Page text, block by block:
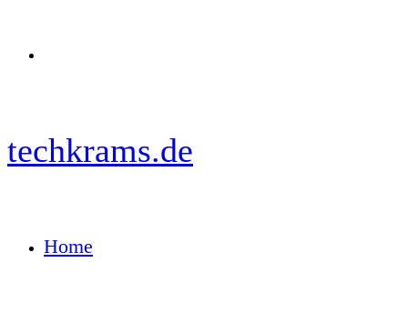
techkrams.de
Home